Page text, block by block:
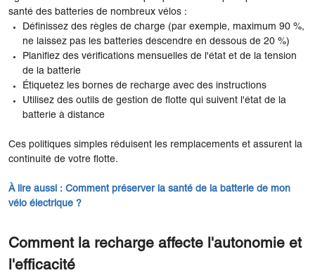
santé des batteries de nombreux vélos :
Définissez des règles de charge (par exemple, maximum 90 %,
ne laissez pas les batteries descendre en dessous de 20 %)
Planifiez des vérifications mensuelles de l'état et de la tension
de la batterie
Étiquetez les bornes de recharge avec des instructions
Utilisez des outils de gestion de flotte qui suivent l'état de la
batterie à distance
Ces politiques simples réduisent les remplacements et assurent la
continuité de votre flotte.
À lire aussi : Comment préserver la santé de la batterie de mon
vélo électrique ?
Comment la recharge affecte l'autonomie et
l'efficacité